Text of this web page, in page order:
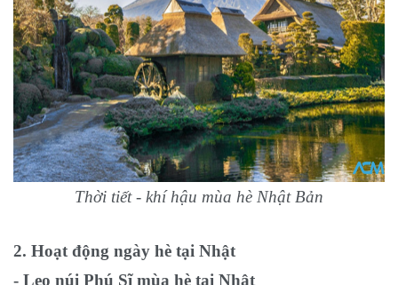
Thời tiết - khí hậu mùa hè Nhật Bản
2. Hoạt động ngày hè tại Nhật
- Leo núi Phú Sĩ mùa hè tại Nhật